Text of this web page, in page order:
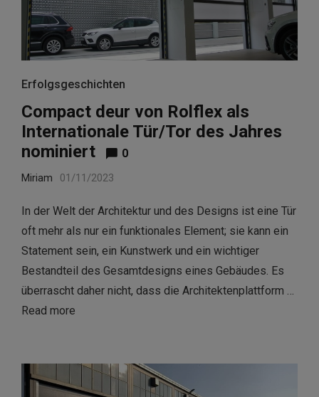
Erfolgsgeschichten
Compact deur von Rolflex als
Internationale Tür/Tor des Jahres
nominiert
0
Miriam 01/11/2023
In der Welt der Architektur und des Designs ist eine Tür
oft mehr als nur ein funktionales Element; sie kann ein
Statement sein, ein Kunstwerk und ein wichtiger
Bestandteil des Gesamtdesigns eines Gebäudes. Es
überrascht daher nicht, dass die Architektenplattform …
Read more